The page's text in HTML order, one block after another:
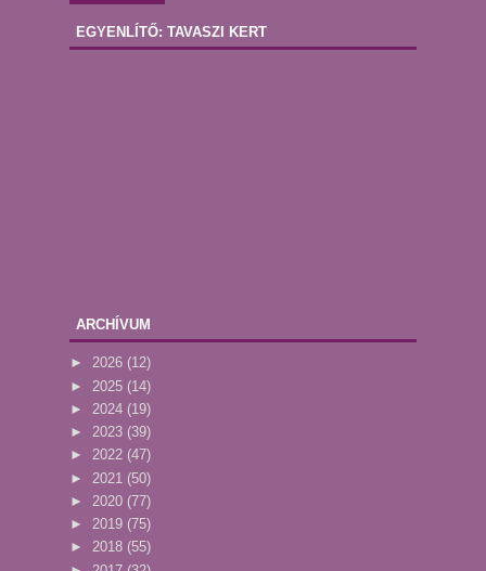
EGYENLÍTŐ: TAVASZI KERT
ARCHÍVUM
► 2026 (12)
► 2025 (14)
► 2024 (19)
► 2023 (39)
► 2022 (47)
► 2021 (50)
► 2020 (77)
► 2019 (75)
► 2018 (55)